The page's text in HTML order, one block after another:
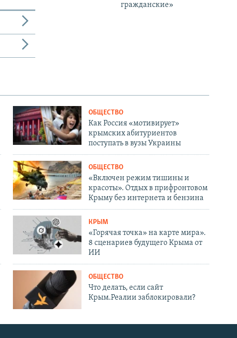
гражданские»
ОБЩЕСТВО
Как Россия «мотивирует»
крымских абитуриентов
поступать в вузы Украины
ОБЩЕСТВО
«Включен режим тишины и
красоты». Отдых в прифронтовом
Крыму без интернета и бензина
КРЫМ
«Горячая точка» на карте мира».
8 сценариев будущего Крыма от
ИИ
ОБЩЕСТВО
Что делать, если сайт
Крым.Реалии заблокировали?